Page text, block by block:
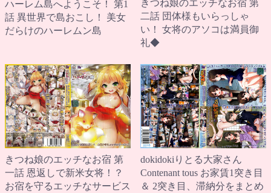
ハーレム島へようこそ！ 第1
話 異世界で島おこし！ 美女
だらけのハーレムン島
きつね娘のエッチなお宿 第
二話 団体様もいらっしゃ
い！ 女将のアソコは満員御
礼◆
きつね娘のエッチなお宿 第
一話 恩返しで新米女将！？
お宿を守るエッチなサービス
dokidokiりとる大家さん
Contenant tous お家賃1突き目
＆ 2突き目、滞納分をまとめ